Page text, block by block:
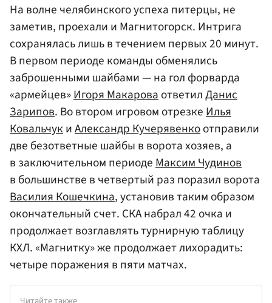
На волне челябинского успеха питерцы, не
заметив, проехали и Магнитогорск. Интрига
сохранялась лишь в течением первых 20 минут.
В первом периоде команды обменялись
заброшенными шайбами — на гол форварда
«армейцев»Игоря МакароваответилДанис
Зарипов. Во втором игровом отрезкеИлья
КовальчукиАлександр Кучерявенкоотправили
две безответные шайбы в ворота хозяев, а
в заключительном периодеМаксим Чудинов
в большинстве в четвертый раз поразил ворота
Василия Кошечкина, установив таким образом
окончательный счет. СКА набрал 42 очка и
продолжает возглавлять турнирную таблицу
КХЛ. «Магнитку» же продолжает лихорадить:
четыре поражения в пяти матчах.